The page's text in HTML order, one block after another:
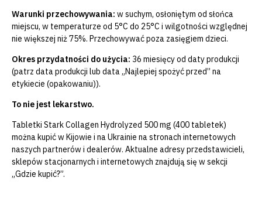
Warunki przechowywania: w suchym, osłoniętym od słońca
miejscu, w temperaturze od 5°C do 25°C i wilgotności względnej
nie większej niż 75%. Przechowywać poza zasięgiem dzieci.
Okres przydatności do użycia: 36 miesięcy od daty produkcji
(patrz data produkcji lub data „Najlepiej spożyć przed” na
etykiecie (opakowaniu)).
To nie jest lekarstwo.
Tabletki Stark Collagen Hydrolyzed 500 mg (400 tabletek)
można kupić w Kijowie i na Ukrainie na stronach internetowych
naszych partnerów i dealerów. Aktualne adresy przedstawicieli,
sklepów stacjonarnych i internetowych znajdują się w sekcji
„Gdzie kupić?”.